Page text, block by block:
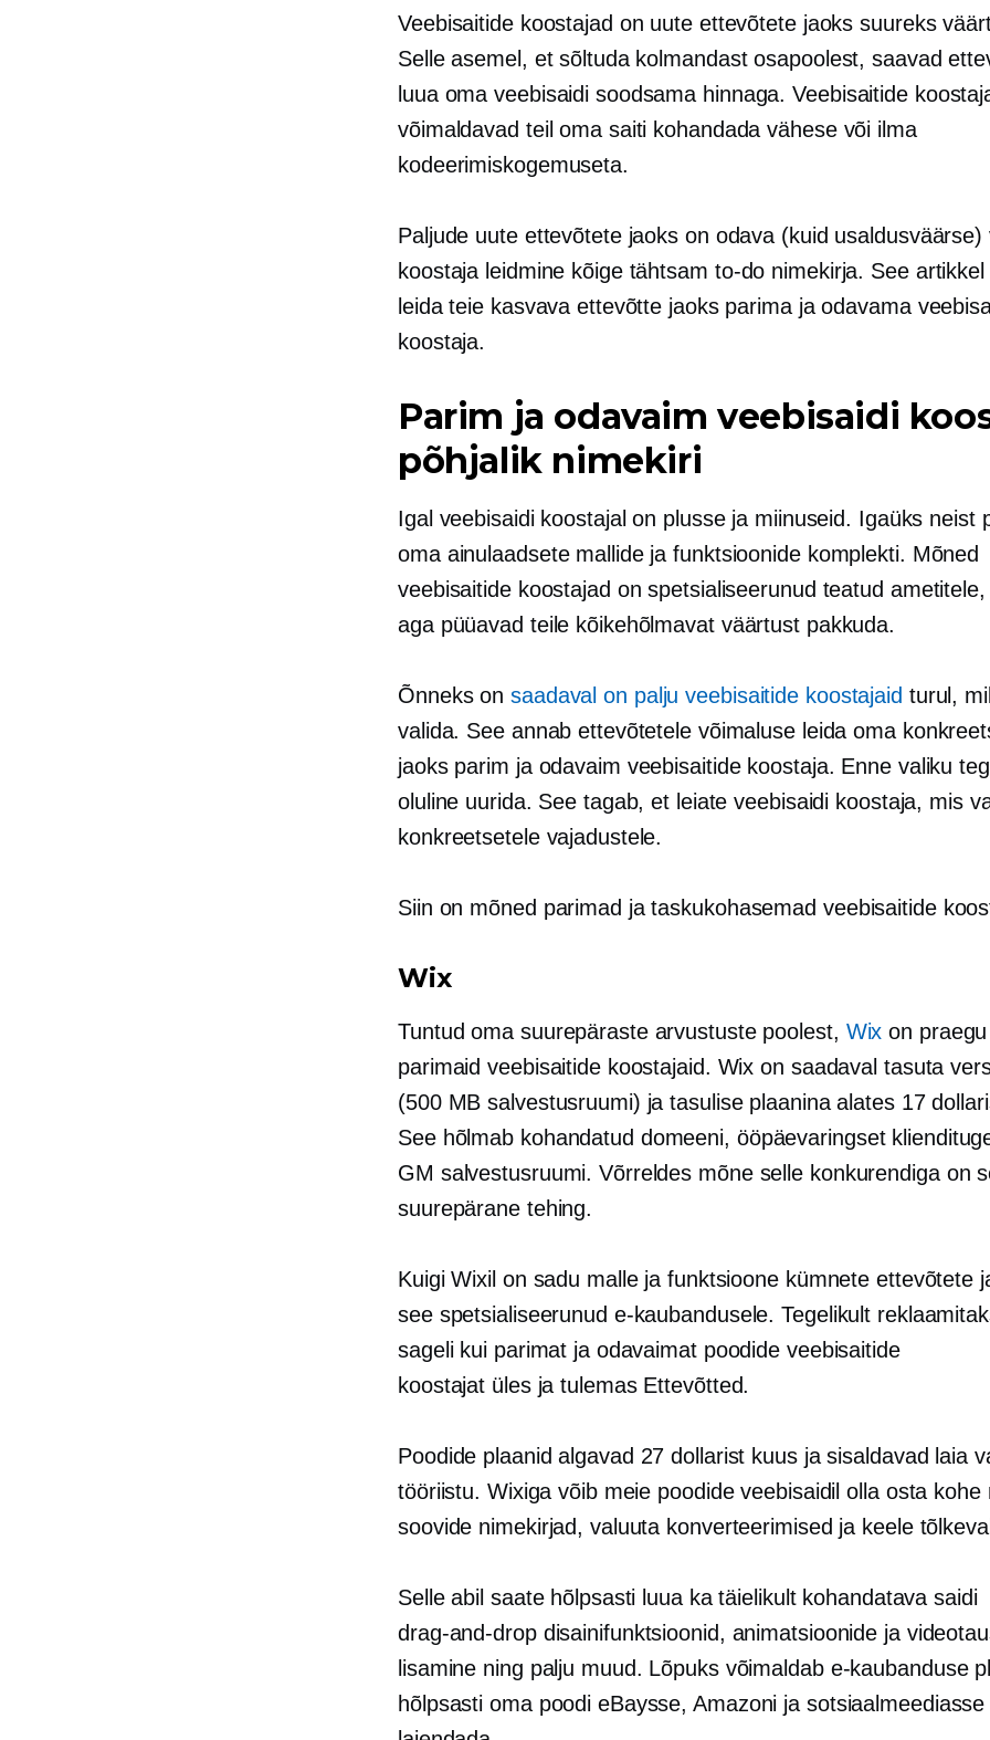
Veebisaitide koostajad on uute ettevõtete jaoks suureks
Selle asemel, et sõltuda kolmandast osapoolest, saavad
luua oma veebisaidi soodsama hinnaga. Veebisaitide
võimaldavad teil oma saiti kohandada vähese või ilma
kodeerimiskogemuseta.
Paljude uute ettevõtete jaoks on odava (kuid usaldusväärse)
koostaja leidmine kõige tähtsam to-do nimekirja. See artikkel
leida teie kasvava ettevõtte jaoks parima ja odavama
koostaja.
Parim ja odavaim veebisaidi
põhjalik nimekiri
Igal veebisaidi koostajal on plusse ja miinuseid. Igaüks neist
oma ainulaadsete mallide ja funktsioonide komplekti. Mõned
veebisaitide koostajad on spetsialiseerunud teatud ametitele,
aga püüavad teile kõikehõlmavat väärtust pakkuda.
Õnneks onsaadaval on palju veebisaitide koostajaid turul,
valida. See annab ettevõtetele võimaluse leida oma
jaoks parim ja odavaim veebisaitide koostaja. Enne valiku
oluline uurida. See tagab, et leiate veebisaidi koostaja, mis
konkreetsetele vajadustele.
Siin on mõned parimad ja taskukohasemad veebisaitide
Wix
Tuntud oma suurepäraste arvustuste poolest, Wix on
parimaid veebisaitide koostajaid. Wix on saadaval tasuta
(500 MB salvestusruumi) ja tasulise plaanina alates 17
See hõlmab kohandatud domeeni, ööpäevaringset
GM salvestusruumi. Võrreldes mõne selle konkurendiga on
suurepärane tehing.
Kuigi Wixil on sadu malle ja funktsioone kümnete ettevõtete
see spetsialiseerunud e-kaubandusele. Tegelikult
sageli kui parimat ja odavaimat poodide veebisaitide
koostajat üles ja tulemasEttevõtted.
Poodide plaanid algavad 27 dollarist kuus ja sisaldavad laia
tööriistu. Wixiga võib meie poodide veebisaidil olla osta kohe
soovide nimekirjad, valuuta konverteerimised ja keele
Selle abil saate hõlpsasti luua ka täielikult kohandatava saidi
drag-and-dropdisainifunktsioonid, animatsioonide ja
lisamine ning palju muud. Lõpuks võimaldab e-kaubanduse
hõlpsasti oma poodi eBaysse, Amazoni ja sotsiaalmeediasse